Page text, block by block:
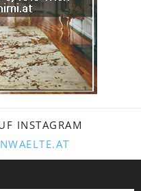
INSTAGRAM